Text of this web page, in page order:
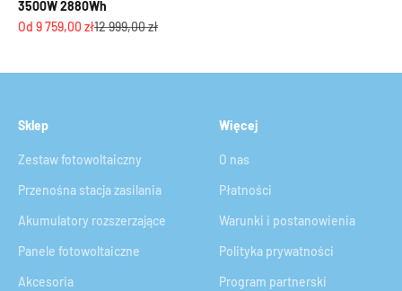
3500W 2880Wh
Cena promocyjna
Od 9 759,00 złCena regularna
12 999,00 zł
Sklep
Zestaw fotowoltaiczny
Przenośna stacja zasilania
Akumulatory rozszerzające
Panele fotowoltaiczne
Akcesoria
Więcej
O nas
Płatności
Warunki i postanowienia
Polityka prywatności
Program partnerski